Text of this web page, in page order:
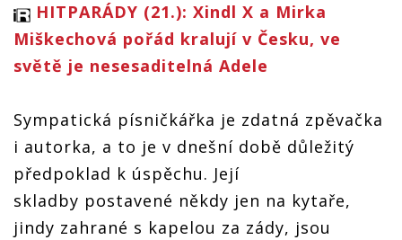
HITPARÁDY (21.): Xindl X a Mirka
Miškechová pořád kralují v Česku, ve
světě je nesesaditelná Adele
Sympatická písničkářka je zdatná zpěvačka
i autorka, a to je v dnešní době důležitý
předpoklad k úspěchu. Její
skladby postavené někdy jen na kytaře,
jindy zahrané s kapelou za zády, jsou